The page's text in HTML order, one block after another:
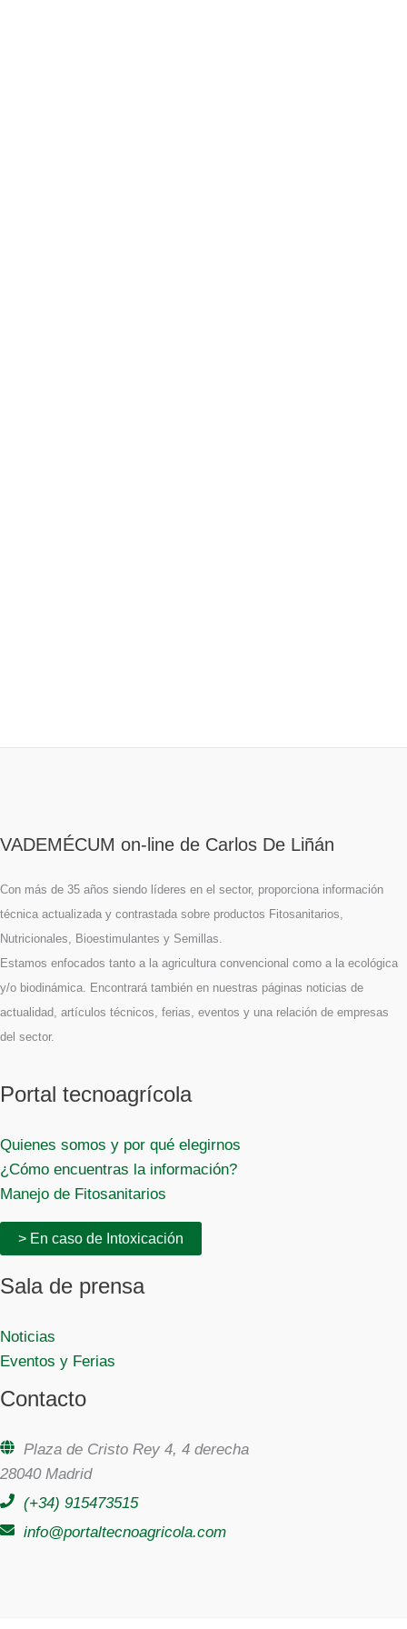
VADEMÉCUM on-line de Carlos De Liñán
Con más de 35 años siendo líderes en el sector, proporciona información
técnica actualizada y contrastada sobre productos Fitosanitarios,
Nutricionales, Bioestimulantes y Semillas.
Estamos enfocados tanto a la agricultura convencional como a la ecológica
y/o biodinámica. Encontrará también en nuestras páginas noticias de
actualidad, artículos técnicos, ferias, eventos y una relación de empresas
del sector.
Portal tecnoagrícola
Quienes somos y por qué elegirnos
¿Cómo encuentras la información?
Manejo de Fitosanitarios
> En caso de Intoxicación
Sala de prensa
Noticias
Eventos y Ferias
Contacto
Plaza de Cristo Rey 4, 4 derecha
28040 Madrid
(+34) 915473515
info@portaltecnoagricola.com